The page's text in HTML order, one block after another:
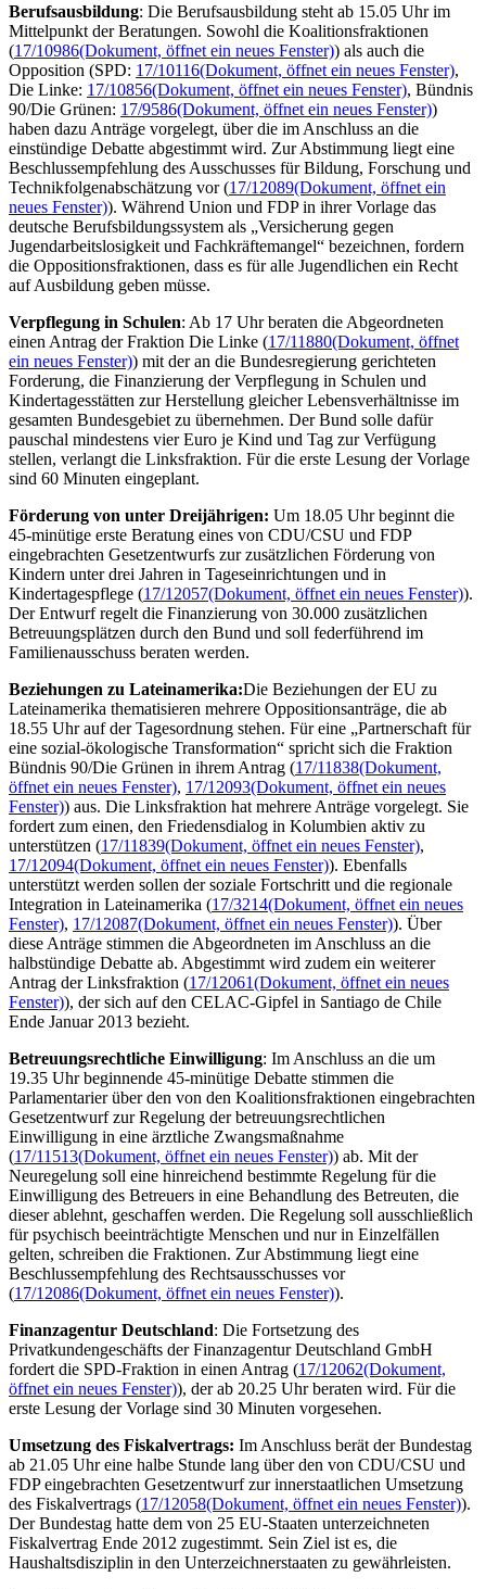
Berufsausbildung: Die Berufsausbildung steht ab 15.05 Uhr im
Mittelpunkt der Beratungen. Sowohl die Koalitionsfraktionen
(17/10986(Dokument, öffnet ein neues Fenster)) als auch die
Opposition (SPD: 17/10116(Dokument, öffnet ein neues Fenster),
Die Linke: 17/10856(Dokument, öffnet ein neues Fenster), Bündnis
90/Die Grünen: 17/9586(Dokument, öffnet ein neues Fenster))
haben dazu Anträge vorgelegt, über die im Anschluss an die
einstündige Debatte abgestimmt wird. Zur Abstimmung liegt eine
Beschlussempfehlung des Ausschusses für Bildung, Forschung und
Technikfolgenabschätzung vor (17/12089(Dokument, öffnet ein
neues Fenster)). Während Union und FDP in ihrer Vorlage das
deutsche Berufsbildungssystem als „Versicherung gegen
Jugendarbeitslosigkeit und Fachkräftemangel“ bezeichnen, fordern
die Oppositionsfraktionen, dass es für alle Jugendlichen ein Recht
auf Ausbildung geben müsse.
Verpflegung in Schulen: Ab 17 Uhr beraten die Abgeordneten
einen Antrag der Fraktion Die Linke (17/11880(Dokument, öffnet
ein neues Fenster)) mit der an die Bundesregierung gerichteten
Forderung, die Finanzierung der Verpflegung in Schulen und
Kindertagesstätten zur Herstellung gleicher Lebensverhältnisse im
gesamten Bundesgebiet zu übernehmen. Der Bund solle dafür
pauschal mindestens vier Euro je Kind und Tag zur Verfügung
stellen, verlangt die Linksfraktion. Für die erste Lesung der Vorlage
sind 60 Minuten eingeplant.
Förderung von unter Dreijährigen: Um 18.05 Uhr beginnt die
45-minütige erste Beratung eines von CDU/CSU und FDP
eingebrachten Gesetzentwurfs zur zusätzlichen Förderung von
Kindern unter drei Jahren in Tageseinrichtungen und in
Kindertagespflege (17/12057(Dokument, öffnet ein neues Fenster)).
Der Entwurf regelt die Finanzierung von 30.000 zusätzlichen
Betreuungsplätzen durch den Bund und soll federführend im
Familienausschuss beraten werden.
Beziehungen zu Lateinamerika:Die Beziehungen der EU zu
Lateinamerika thematisieren mehrere Oppositionsanträge, die ab
18.55 Uhr auf der Tagesordnung stehen. Für eine „Partnerschaft für
eine sozial-ökologische Transformation“ spricht sich die Fraktion
Bündnis 90/Die Grünen in ihrem Antrag (17/11838(Dokument,
öffnet ein neues Fenster), 17/12093(Dokument, öffnet ein neues
Fenster)) aus. Die Linksfraktion hat mehrere Anträge vorgelegt. Sie
fordert zum einen, den Friedensdialog in Kolumbien aktiv zu
unterstützen (17/11839(Dokument, öffnet ein neues Fenster),
17/12094(Dokument, öffnet ein neues Fenster)). Ebenfalls
unterstützt werden sollen der soziale Fortschritt und die regionale
Integration in Lateinamerika (17/3214(Dokument, öffnet ein neues
Fenster), 17/12087(Dokument, öffnet ein neues Fenster)). Über
diese Anträge stimmen die Abgeordneten im Anschluss an die
halbstündige Debatte ab. Abgestimmt wird zudem ein weiterer
Antrag der Linksfraktion (17/12061(Dokument, öffnet ein neues
Fenster)), der sich auf den CELAC-Gipfel in Santiago de Chile
Ende Januar 2013 bezieht.
Betreuungsrechtliche Einwilligung: Im Anschluss an die um
19.35 Uhr beginnende 45-minütige Debatte stimmen die
Parlamentarier über den von den Koalitionsfraktionen eingebrachten
Gesetzentwurf zur Regelung der betreuungsrechtlichen
Einwilligung in eine ärztliche Zwangsmaßnahme
(17/11513(Dokument, öffnet ein neues Fenster)) ab. Mit der
Neuregelung soll eine hinreichend bestimmte Regelung für die
Einwilligung des Betreuers in eine Behandlung des Betreuten, die
dieser ablehnt, geschaffen werden. Die Regelung soll ausschließlich
für psychisch beeinträchtigte Menschen und nur in Einzelfällen
gelten, schreiben die Fraktionen. Zur Abstimmung liegt eine
Beschlussempfehlung des Rechtsausschusses vor
(17/12086(Dokument, öffnet ein neues Fenster)).
Finanzagentur Deutschland: Die Fortsetzung des
Privatkundengeschäfts der Finanzagentur Deutschland GmbH
fordert die SPD-Fraktion in einen Antrag (17/12062(Dokument,
öffnet ein neues Fenster)), der ab 20.25 Uhr beraten wird. Für die
erste Lesung der Vorlage sind 30 Minuten vorgesehen.
Umsetzung des Fiskalvertrags: Im Anschluss berät der Bundestag
ab 21.05 Uhr eine halbe Stunde lang über den von CDU/CSU und
FDP eingebrachten Gesetzentwurf zur innerstaatlichen Umsetzung
des Fiskalvertrags (17/12058(Dokument, öffnet ein neues Fenster)).
Der Bundestag hatte dem von 25 EU-Staaten unterzeichneten
Fiskalvertrag Ende 2012 zugestimmt. Sein Ziel ist es, die
Haushaltsdisziplin in den Unterzeichnerstaaten zu gewährleisten.